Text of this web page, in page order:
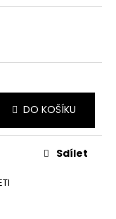
DO KOŠÍKU
Sdílet